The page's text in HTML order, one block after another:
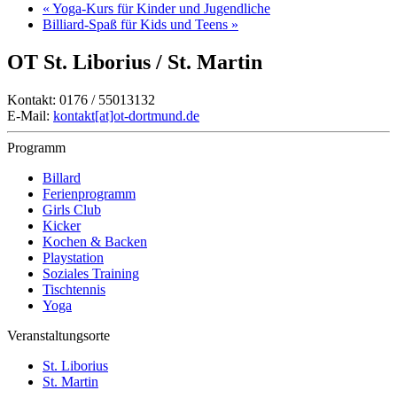
« Yoga-Kurs für Kinder und Jugendliche
Billiard-Spaß für Kids und Teens »
OT St. Liborius / St. Martin
Kontakt: 0176 / 55013132
E-Mail: kontakt[at]ot-dortmund.de
Programm
Billard
Ferienprogramm
Girls Club
Kicker
Kochen & Backen
Playstation
Soziales Training
Tischtennis
Yoga
Veranstaltungsorte
St. Liborius
St. Martin